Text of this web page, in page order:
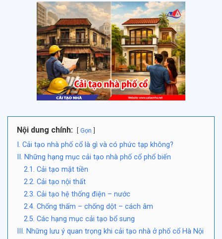
Nội dung chính: Gọn
I. Cải tạo nhà phố cổ là gì và có phức tạp không?
II. Những hạng mục cải tạo nhà phố cổ phổ biến
2.1. Cải tạo mặt tiền
2.2. Cải tạo nội thất
2.3. Cải tạo hệ thống điện – nước
2.4. Chống thấm – chống dột – cách âm
2.5. Các hạng mục cải tạo bổ sung
III. Những lưu ý quan trọng khi cải tạo nhà ở phố cổ Hà Nội